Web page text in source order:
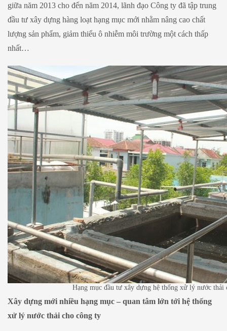
giữa năm 2013 cho đến năm 2014, lãnh đạo Công ty đã tập trung
đầu tư xây dựng hàng loạt hạng mục mới nhằm nâng cao chất
lượng sản phẩm, giảm thiểu ô nhiễm môi trường một cách thấp
nhất…
Hạng mục đầu tư xây dựng hệ thống xử lý nước thải
Xây dựng mới nhiều hạng mục – quan tâm lớn tới hệ thống
xử lý nước thải cho công ty